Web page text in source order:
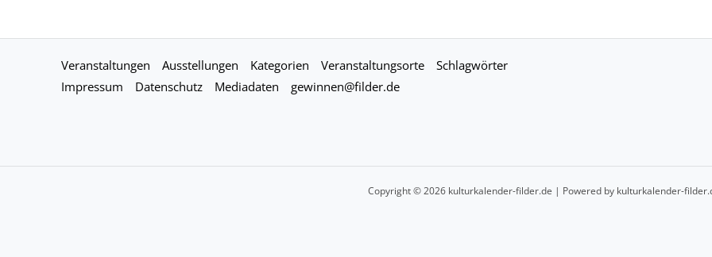
Veranstaltungen Ausstellungen Kategorien Veranstaltungsorte
Schlagwörter
Impressum
Datenschutz Mediadaten gewinnen@filder.de
Copyright © 2026 kulturkalender-filder.de | Powered by kulturkalender-